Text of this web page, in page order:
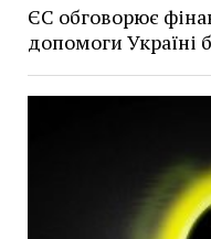
ЄС обговорює
допомоги Україні